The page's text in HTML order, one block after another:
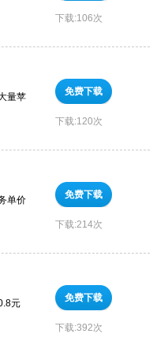
下载:106次
量苹
免费下载
下载:120次
单价
免费下载
下载:214次
元
免费下载
下载:392次